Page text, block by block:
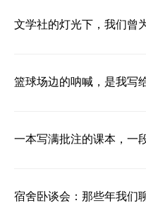
文学社的灯光下，我们曾
篮球场边的呐喊，是我写
一本写满批注的课本，一
宿舍卧谈会：那些年我们